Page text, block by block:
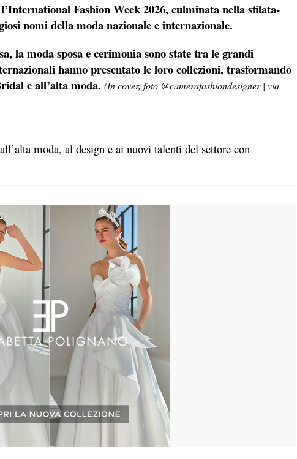
Fashion Week 2026, culminata nella sfilata-
nomi della moda nazionale e internazionale.
la moda sposa e cerimonia sono state tra le grandi
hanno presentato le loro collezioni, trasformando
e all’alta moda. (In cover, foto @camerafashiondesigner | via
moda, al design e ai nuovi talenti del settore con